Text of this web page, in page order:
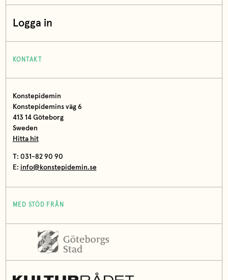
Logga in
KONTAKT
Konstepidemin
Konstepidemins väg 6
413 14 Göteborg
Sweden
Hitta hit
T: 031-82 90 90
E: info@konstepidemin.se
MED STÖD FRÅN